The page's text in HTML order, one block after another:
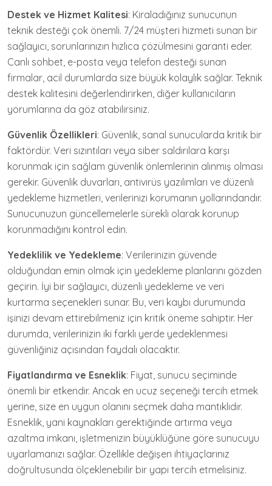
Destek ve Hizmet Kalitesi: Kiraladığınız sunucunun
teknik desteği çok önemli. 7/24 müşteri hizmeti sunan bir
sağlayıcı, sorunlarınızın hızlıca çözülmesini garanti eder.
Canlı sohbet, e-posta veya telefon desteği sunan
firmalar, acil durumlarda size büyük kolaylık sağlar. Teknik
destek kalitesini değerlendirirken, diğer kullanıcıların
yorumlarına da göz atabilirsiniz.
Güvenlik Özellikleri: Güvenlik, sanal sunucularda kritik bir
faktördür. Veri sızıntıları veya siber saldırılara karşı
korunmak için sağlam güvenlik önlemlerinin alınmış olması
gerekir. Güvenlik duvarları, antivirüs yazılımları ve düzenli
yedekleme hizmetleri, verilerinizi korumanın yollarındandır.
Sunucunuzun güncellemelerle sürekli olarak korunup
korunmadığını kontrol edin.
Yedeklilik ve Yedekleme: Verilerinizin güvende
olduğundan emin olmak için yedekleme planlarını gözden
geçirin. İyi bir sağlayıcı, düzenli yedekleme ve veri
kurtarma seçenekleri sunar. Bu, veri kaybı durumunda
işinizi devam ettirebilmeniz için kritik öneme sahiptir. Her
durumda, verilerinizin iki farklı yerde yedeklenmesi
güvenliğiniz açısından faydalı olacaktır.
Fiyatlandırma ve Esneklik: Fiyat, sunucu seçiminde
önemli bir etkendir. Ancak en ucuz seçeneği tercih etmek
yerine, size en uygun olanını seçmek daha mantıklıdır.
Esneklik, yani kaynakları gerektiğinde artırma veya
azaltma imkanı, işletmenizin büyüklüğüne göre sunucuyu
uyarlamanızı sağlar. Özellikle değişen ihtiyaçlarınız
doğrultusunda ölçeklenebilir bir yapı tercih etmelisiniz.